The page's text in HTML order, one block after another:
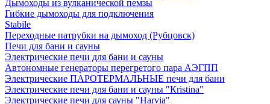
Дымоходы из вулканической пемзы
Гибкие дымоходы для подключения
Stabile
Переходные патрубки на дымоход (Рубцовск)
Печи для бани и сауны
Электрические печи для бани и сауны
Автономные генераторы перегретого пара АЭГПП
Электрические ПАРОТЕРМАЛЬНЫЕ печи для бани
Электрические печи для бани и сауны "Кristina"
Электрические печи для сауны "Harvia"